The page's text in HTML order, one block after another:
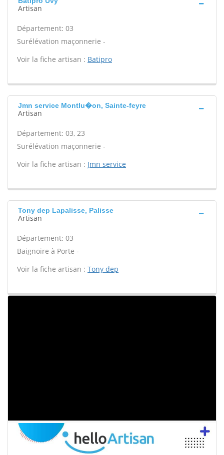
Artisan
Département: 03
Surélévation maçonnerie -
Voir la fiche artisan : Batipro
Jmn service Montlu�on, Sainte-feyre
Artisan
Département: 03, 23
Surélévation maçonnerie -
Voir la fiche artisan : Jmn service
Tony dep Lapalisse, Palisse
Artisan
Département: 03
Baignoire à Porte -
Voir la fiche artisan : Tony dep